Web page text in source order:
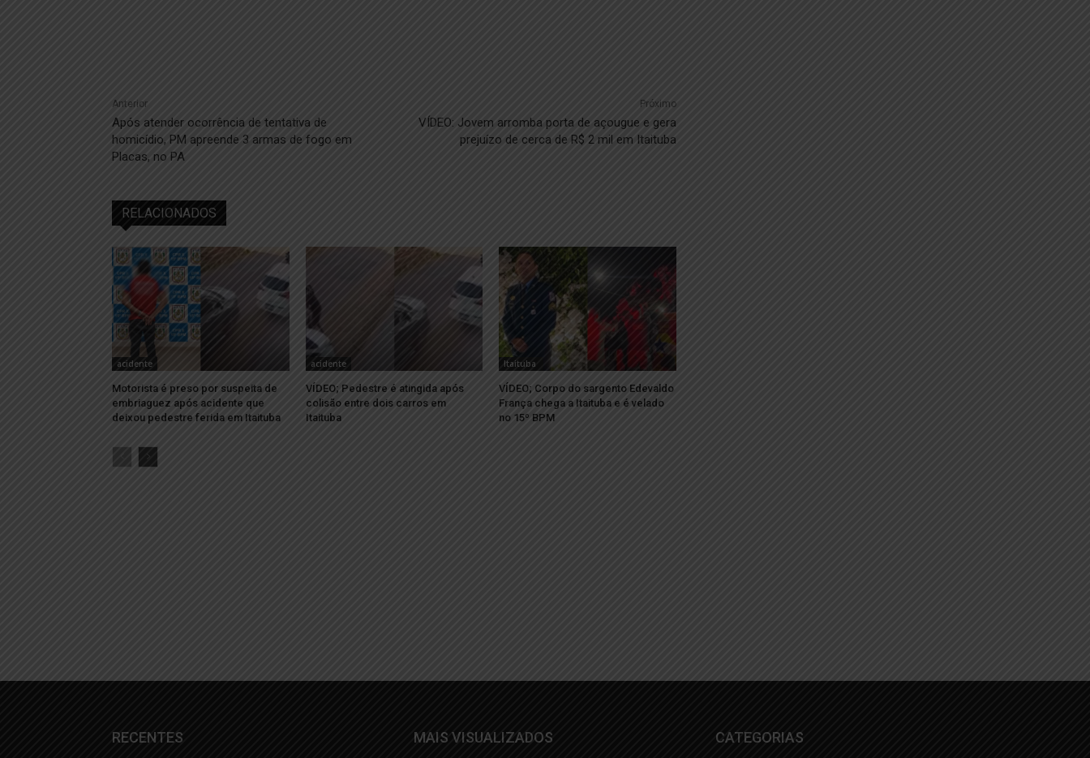
Anterior
Após atender ocorrência de tentativa de
homicídio, PM apreende 3 armas de fogo em
Placas, no PA
Próximo
VÍDEO: Jovem arromba porta de açougue e gera
prejuízo de cerca de R$ 2 mil em Itaituba
RELACIONADOS
acidente
Motorista é preso por suspeita de
embriaguez após acidente que
deixou pedestre ferida em Itaituba
acidente
VÍDEO; Pedestre é atingida após
colisão entre dois carros em
Itaituba
Itaituba
VÍDEO; Corpo do sargento Edevaldo
França chega a Itaituba e é velado
no 15º BPM
RECENTES MAIS VISUALIZADOS CATEGORIAS